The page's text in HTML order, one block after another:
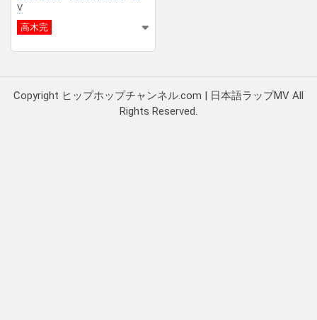
V
高木完
Copyright ヒップホップチャンネル.com | 日本語ラップMV All
Rights Reserved.